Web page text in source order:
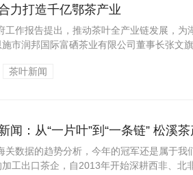
力打造千亿鄂茶产业
工作报告提出，推动茶叶全产业链发展，
市润邦国际富硒茶业有限公司董事长张文
茶叶新闻
闻：从“一片叶”到“一条链” 松溪
关数据的趋势分析，今年的冠军还是属于
工出口茶企，自2013年开始深耕西非、北